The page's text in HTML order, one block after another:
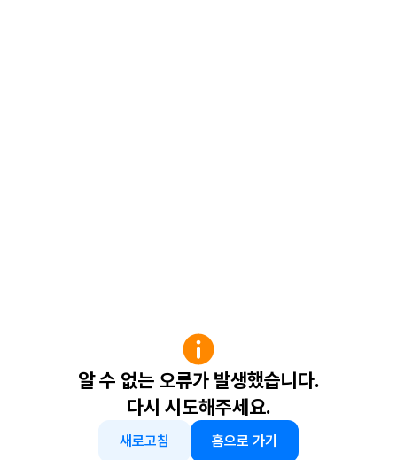
알 수 없는 오류가 발생했습니다.
다시 시도해주세요.
새로고침 홈으로 가기